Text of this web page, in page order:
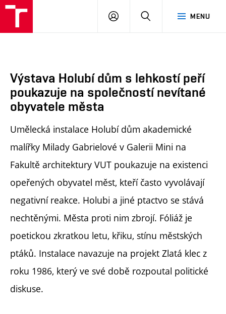
MENU
PŘIHLÁSIT
Výstava Holubí dům s lehkostí peří
poukazuje na společností nevítané
obyvatele města
Umělecká instalace Holubí dům akademické
malířky Milady Gabrielové v Galerii Mini na
Fakultě architektury VUT poukazuje na existenci
opeřených obyvatel měst, kteří často vyvolávají
negativní reakce. Holubi a jiné ptactvo se stává
nechtěnými. Města proti nim zbrojí. Fóliáž je
poetickou zkratkou letu, křiku, stínu městských
ptáků. Instalace navazuje na projekt Zlatá klec z
roku 1986, který ve své době rozpoutal politické
diskuse.